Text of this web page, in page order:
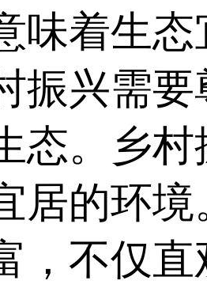
味着生
振兴需
态。乡
居的环
，不仅